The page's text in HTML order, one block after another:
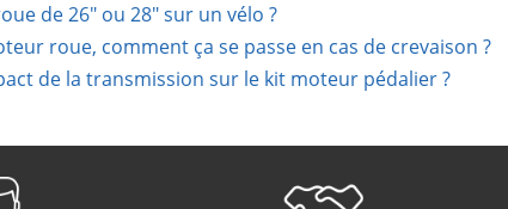
de 26" ou 28" sur un vélo ?
roue, comment ça se passe en cas de crevaison ?
de la transmission sur le kit moteur pédalier ?